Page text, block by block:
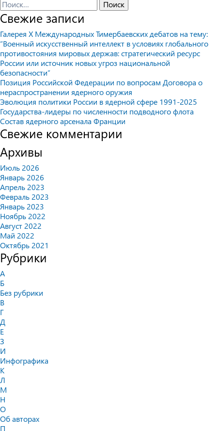
Найти:
Свежие записи
Галерея X Международных Тимербаевских дебатов на тему:
“Военный искусственный интеллект в условиях глобального
противостояния мировых держав: стратегический ресурс
России или источник новых угроз национальной
безопасности”
Позиция Российской Федерации по вопросам Договора о
нераспространении ядерного оружия
Эволюция политики России в ядерной сфере 1991-2025
Государства-лидеры по численности подводного флота
Состав ядерного арсенала Франции
Свежие комментарии
Архивы
Июль 2026
Январь 2026
Апрель 2023
Февраль 2023
Январь 2023
Ноябрь 2022
Август 2022
Май 2022
Октябрь 2021
Рубрики
А
Б
Без рубрики
В
Г
Д
Е
З
И
Инфографика
К
Л
М
Н
О
Об авторах
П